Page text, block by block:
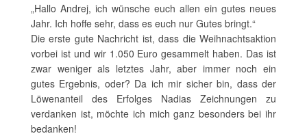
„Hallo Andrej, ich wünsche euch allen ein gutes neues
Jahr. Ich hoffe sehr, dass es euch nur Gutes bringt.“
Die erste gute Nachricht ist, dass die Weihnachtsaktion
vorbei ist und wir 1.050 Euro gesammelt haben. Das ist
zwar weniger als letztes Jahr, aber immer noch ein
gutes Ergebnis, oder? Da ich mir sicher bin, dass der
Löwenanteil des Erfolges Nadias Zeichnungen zu
verdanken ist, möchte ich mich ganz besonders bei ihr
bedanken!